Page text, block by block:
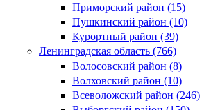
Приморский район (15)
Пушкинский район (10)
Курортный район (39)
Ленинградская область (766)
Волосовский район (8)
Волховский район (10)
Всеволожский район (246)